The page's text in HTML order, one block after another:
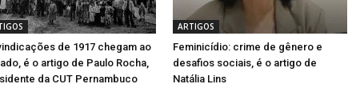
de 1917 chegam ao
é o artigo de Paulo Rocha,
da CUT Pernambuco
ARTIGOS
Feminicídio: crime de gênero e
desafios sociais, é o artigo de
Natália Lins